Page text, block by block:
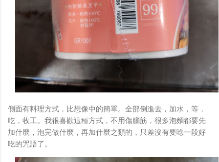
側面有料理方式，比想像中的簡單。全部倒進去，加水，等，
吃，收工。我很喜歡這種方式，不用傷腦筋，很多泡麵都要先
加什麼，泡完做什麼，再加什麼之類的，只差沒有要唸一段好
吃的咒語了。